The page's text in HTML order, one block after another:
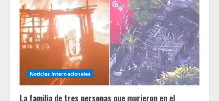
Noticias Internacionales
La familia de tres personas que murieron en el